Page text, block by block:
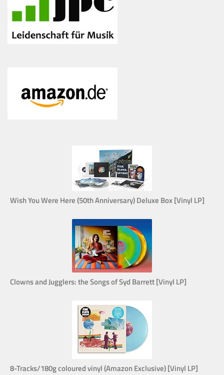
Wish You Were Here (50th Anniversary) Deluxe Box [Vinyl LP]
Clowns and Jugglers: the Songs of Syd Barrett [Vinyl LP]
8-Tracks/180g coloured vinyl (Amazon Exclusive) [Vinyl LP]